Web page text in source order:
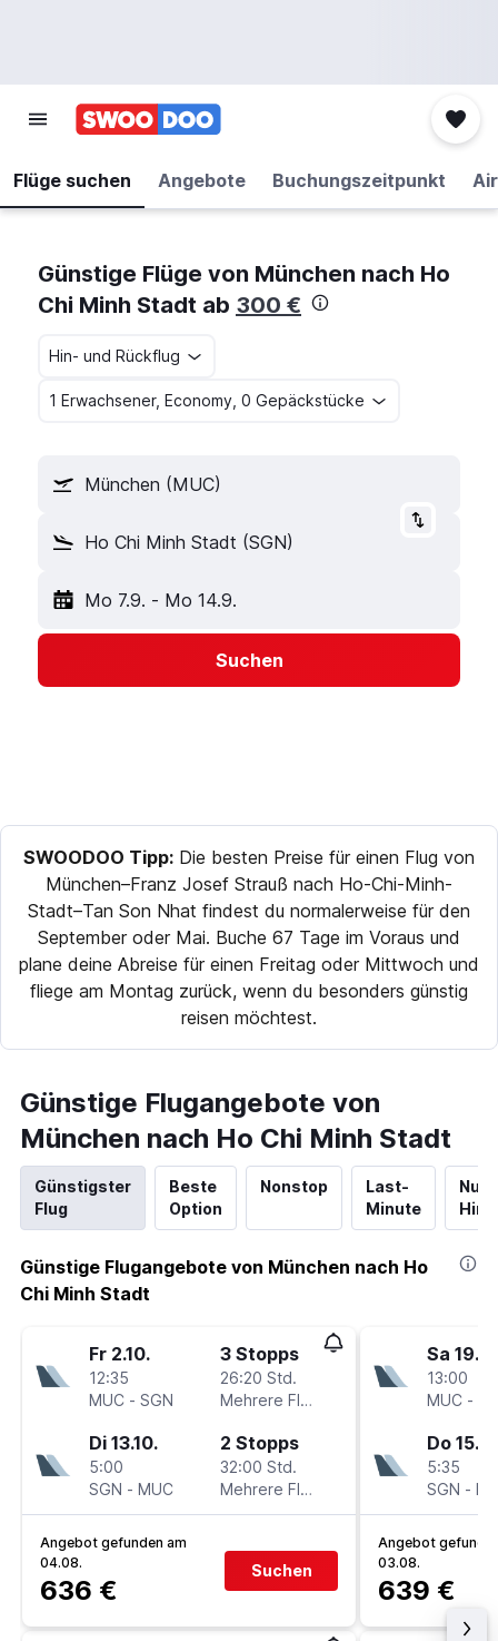
Flüge suchen Angebote Buchungszeitpunkt
Günstige Flüge von München nach Ho
Chi Minh Stadt ab 300 €
Hin- und Rückflug
1 Erwachsener, Economy, 0 Gepäckstücke
München (MUC)
Ho Chi Minh Stadt (SGN)
Mo 7.9. - Mo 14.9.
Suchen
SWOODOO Tipp: Die besten Preise für einen Flug von
München–Franz Josef Strauß nach Ho-Chi-Minh-
Stadt–Tan Son Nhat findest du normalerweise für den
September oder Mai. Buche 67 Tage im Voraus und
plane deine Abreise für einen Freitag oder Mittwoch und
fliege am Montag zurück, wenn du besonders günstig
reisen möchtest.
Günstige Flugangebote von
München nach Ho Chi Minh Stadt
Günstigster
Flug
Beste
Option
Nonstop
Last-
Minute
Nur
Günstige Flugangebote von München nach Ho
Chi Minh Stadt
Fr 2.10.
12:35
MUC - SGN
3 Stopps
26:20 Std.
Mehrere Fluglinien
Di 13.10.
5:00
SGN - MUC
2 Stopps
32:00 Std.
Mehrere Fluglinien
Angebot gefunden am
04.08.
636 €
Suchen
Sa 19.9.
13:00
MUC -
Do
5:35
SGN -
Angebot
03.08.
639 €